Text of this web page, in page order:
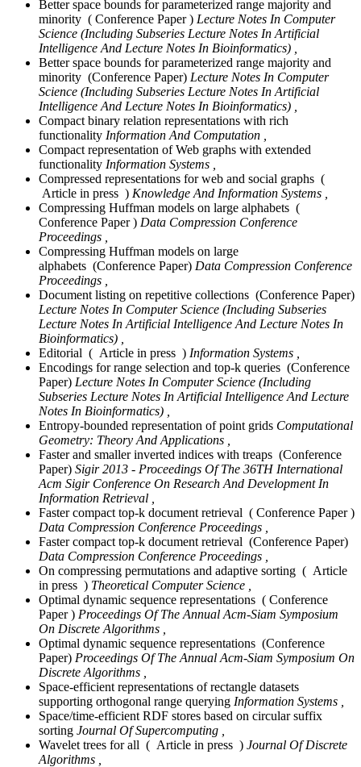
Better space bounds for parameterized range majority and
minority ( Conference Paper ) Lecture Notes In Computer
Science (Including Subseries Lecture Notes In Artificial
Intelligence And Lecture Notes In Bioinformatics) ,
Better space bounds for parameterized range majority and
minority (Conference Paper) Lecture Notes In Computer
Science (Including Subseries Lecture Notes In Artificial
Intelligence And Lecture Notes In Bioinformatics) ,
Compact binary relation representations with rich
functionality Information And Computation ,
Compact representation of Web graphs with extended
functionality Information Systems ,
Compressed representations for web and social graphs (
Article in press ) Knowledge And Information Systems ,
Compressing Huffman models on large alphabets (
Conference Paper ) Data Compression Conference
Proceedings ,
Compressing Huffman models on large
alphabets (Conference Paper) Data Compression Conference
Proceedings ,
Document listing on repetitive collections (Conference Paper)
Lecture Notes In Computer Science (Including Subseries
Lecture Notes In Artificial Intelligence And Lecture Notes In
Bioinformatics) ,
Editorial ( Article in press ) Information Systems ,
Encodings for range selection and top-k queries (Conference
Paper) Lecture Notes In Computer Science (Including
Subseries Lecture Notes In Artificial Intelligence And Lecture
Notes In Bioinformatics) ,
Entropy-bounded representation of point grids Computational
Geometry: Theory And Applications ,
Faster and smaller inverted indices with treaps (Conference
Paper) Sigir 2013 - Proceedings Of The 36TH International
Acm Sigir Conference On Research And Development In
Information Retrieval ,
Faster compact top-k document retrieval ( Conference Paper )
Data Compression Conference Proceedings ,
Faster compact top-k document retrieval (Conference Paper)
Data Compression Conference Proceedings ,
On compressing permutations and adaptive sorting ( Article
in press ) Theoretical Computer Science ,
Optimal dynamic sequence representations ( Conference
Paper ) Proceedings Of The Annual Acm-Siam Symposium
On Discrete Algorithms ,
Optimal dynamic sequence representations (Conference
Paper) Proceedings Of The Annual Acm-Siam Symposium On
Discrete Algorithms ,
Space-efficient representations of rectangle datasets
supporting orthogonal range querying Information Systems ,
Space/time-efficient RDF stores based on circular suffix
sorting Journal Of Supercomputing ,
Wavelet trees for all ( Article in press ) Journal Of Discrete
Algorithms ,